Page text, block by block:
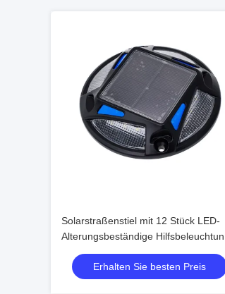
Solarstraßenstiel mit 12 Stück LED-
Alterungsbeständige Hilfsbeleuchtung
für Verkehrssicherheit auf der Straße
Erhalten Sie besten Preis